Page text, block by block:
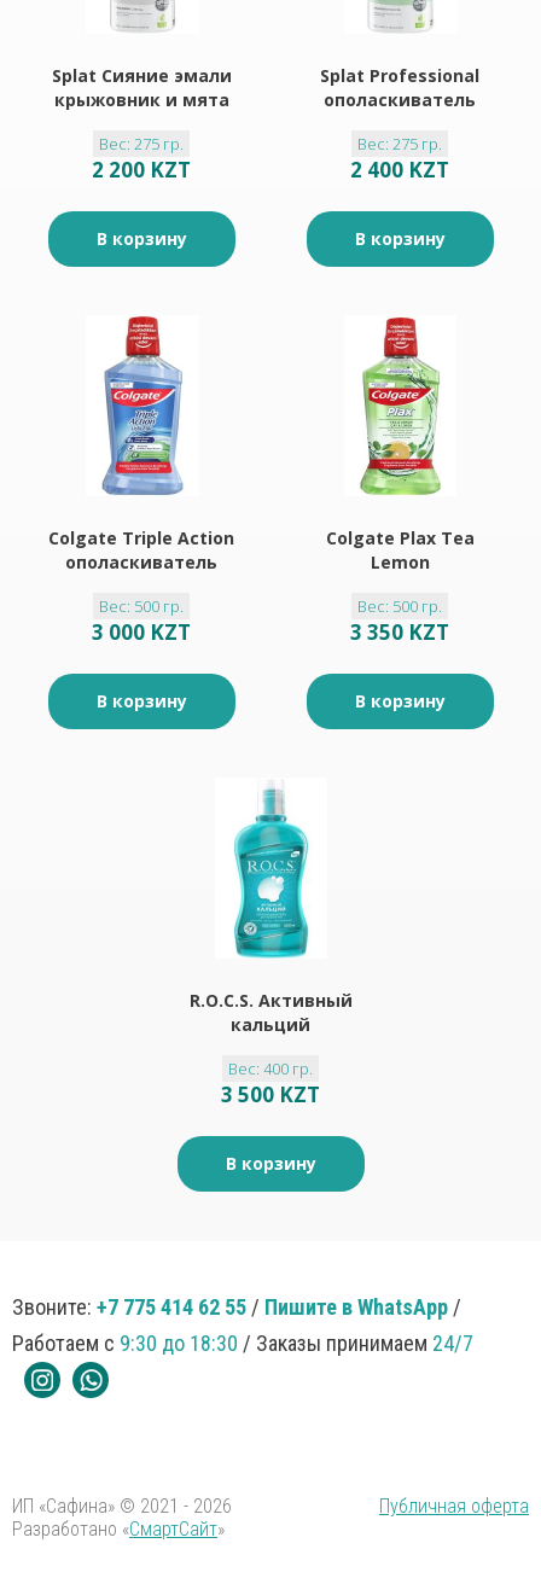
Splat Сияние эмали
крыжовник и мята
мятный 275мл
Вес: 275 гр.
2 200 KZT
В корзину
Splat Professional
ополаскиватель
275мл
Вес: 275 гр.
2 400 KZT
В корзину
Colgate Triple Action
ополаскиватель
Вес: 500 гр.
3 000 KZT
В корзину
Colgate Plax Tea
Lemon
лечебные травы
500мл
Вес: 500 гр.
3 350 KZT
В корзину
R.O.C.S. Активный
кальций
нейтральный 400мл
Вес: 400 гр.
3 500 KZT
В корзину
Звоните: +7 775 414 62 55 / Пишите в WhatsApp /
Работаем с 9:30 до 18:30 / Заказы принимаем 24/7
ИП «Сафина» © 2021 - 2026
Публичная оферта
Разработано «СмартСайт»